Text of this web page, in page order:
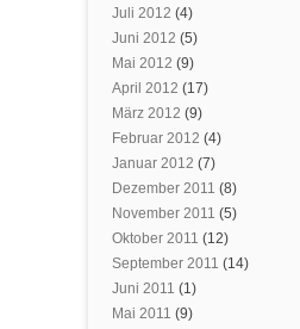
Juli 2012 (4)
Juni 2012 (5)
Mai 2012 (9)
April 2012 (17)
März 2012 (9)
Februar 2012 (4)
Januar 2012 (7)
Dezember 2011 (8)
November 2011 (5)
Oktober 2011 (12)
September 2011 (14)
Juni 2011 (1)
Mai 2011 (9)